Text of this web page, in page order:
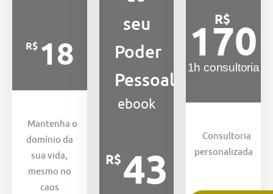
R$ 18
Mantenha o
domínio da
sua vida,
mesmo no
caos
seu
Poder
Pessoal
ebook
R$ 43
R$
170
1h consultoria
Consultoria
personalizada